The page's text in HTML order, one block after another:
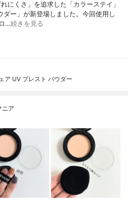
にくさ」を追求した「カラーステイ」
ダー」が新登場しました。今回使用し
…続きを見る
ア UV プレスト パウダー
ニア